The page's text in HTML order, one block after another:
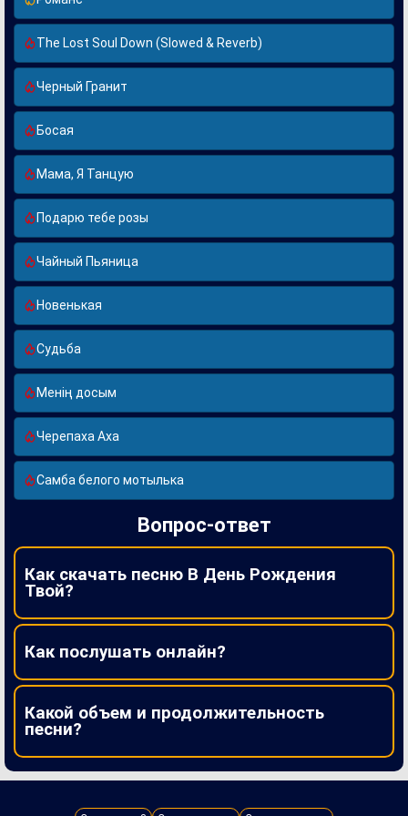
The Lost Soul Down (Slowed & Reverb)
Черный Гранит
Босая
Мама, Я Танцую
Подарю тебе розы
Чайный Пьяница
Новенькая
Судьба
Менің досым
Черепаха Аха
Самба белого мотылька
Вопрос-ответ
Как скачать песню В День Рождения
Твой?
Как послушать онлайн?
Какой объем и продолжительность
песни?